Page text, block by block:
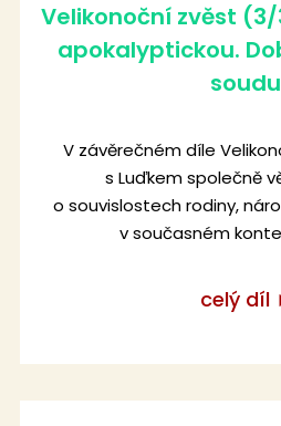
Velikonoční zvěst
apokalyptickou.
V závěrečném díle
s Luďkem společně
o souvislostech rodiny,
v současném
celý díl